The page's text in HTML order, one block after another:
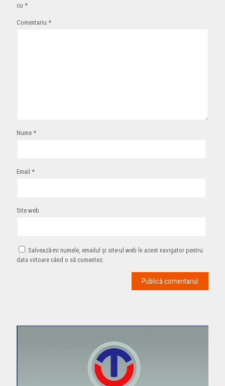
cu *
Comentariu *
Nume *
Email *
Site web
Salvează-mi numele, emailul și site-ul web în acest navigator pentru
data viitoare când o să comentez.